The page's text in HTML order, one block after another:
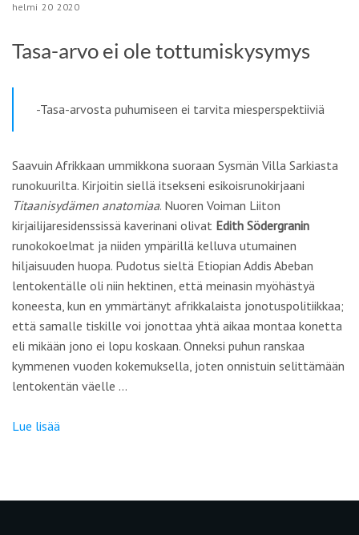
helmi 20 2020
Tasa-arvo ei ole tottumiskysymys
-Tasa-arvosta puhumiseen ei tarvita miesperspektiiviä
Saavuin Afrikkaan ummikkona suoraan Sysmän Villa Sarkiasta
runokuurilta. Kirjoitin siellä itsekseni esikoisrunokirjaani
Titaanisydämen anatomiaa. Nuoren Voiman Liiton
kirjailijaresidenssissä kaverinani olivat Edith Södergranin
runokokoelmat ja niiden ympärillä kelluva utumainen
hiljaisuuden huopa. Pudotus sieltä Etiopian Addis Abeban
lentokentälle oli niin hektinen, että meinasin myöhästyä
koneesta, kun en ymmärtänyt afrikkalaista jonotuspolitiikkaa;
että samalle tiskille voi jonottaa yhtä aikaa montaa konetta
eli mikään jono ei lopu koskaan. Onneksi puhun ranskaa
kymmenen vuoden kokemuksella, joten onnistuin selittämään
lentokentän väelle …
Lue lisää